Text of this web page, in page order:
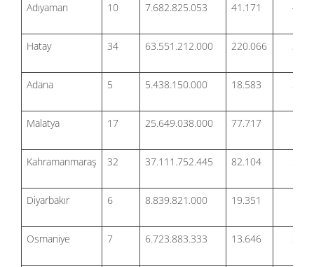
Adıyaman 10 7.682.825.053 41.171
Hatay 34 63.551.212.000 220.066
Adana 5 5.438.150.000 18.583
Malatya 17 25.649.038.000 77.717
Kahramanmaraş 32 37.111.752.445 82.104
Diyarbakır 6 8.839.821.000 19.351
Osmaniye 7 6.723.883.333 13.646